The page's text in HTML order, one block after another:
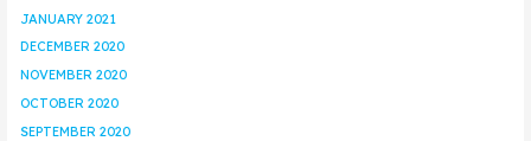
JANUARY 2021
DECEMBER 2020
NOVEMBER 2020
OCTOBER 2020
SEPTEMBER 2020